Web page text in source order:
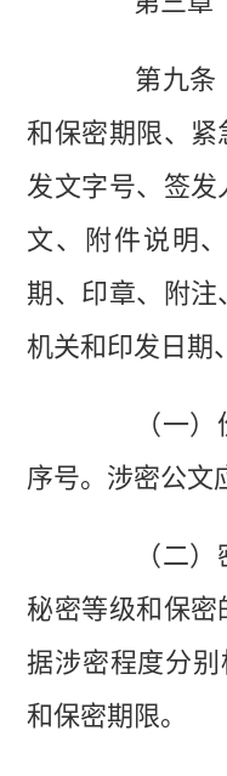
第九条
和保密期限、紧
发文字号、签
文、附件说明
期、印章、附注
机关和印发日期
（一）份
序号。涉密公文
（二）密
秘密等级和保
据涉密程度分别
和保密期限。